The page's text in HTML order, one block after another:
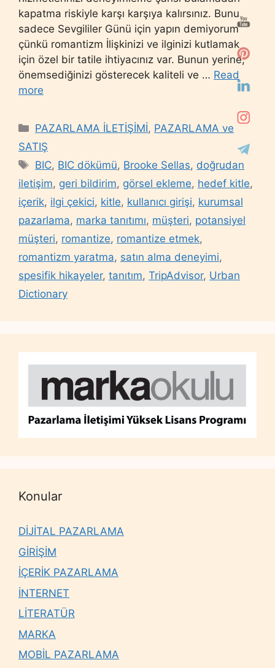
kapatma riskiyle karşı karşıya kalırsınız. Bunu
sadece Sevgililer Günü için yapın demiyorum
çünkü romantizm İlişkinizi ve ilginizi kutlamak
için özel bir tatile ihtiyacınız var. Bunun yerine,
önemsediğinizi gösterecek kaliteli ve … Read
more
Categories
PAZARLAMA İLETİŞİMİ, PAZARLAMA ve
SATIŞ
Tags
BIC, BIC dökümü, Brooke Sellas, doğrudan
iletişim, geri bildirim, görsel ekleme, hedef kitle,
içerik, ilgi çekici, kitle, kullanıcı girişi, kurumsal
pazarlama, marka tanıtımı, müşteri, potansiyel
müşteri, romantize, romantize etmek,
romantizm yaratma, satın alma deneyimi,
spesifik hikayeler, tanıtım, TripAdvisor, Urban
Dictionary
Konular
DİJİTAL PAZARLAMA
GİRİŞİM
İÇERİK PAZARLAMA
İNTERNET
LİTERATÜR
MARKA
MOBİL PAZARLAMA